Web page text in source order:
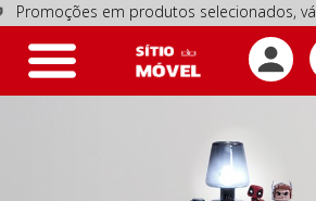
em produtos selecionados,
Toggle
navigation